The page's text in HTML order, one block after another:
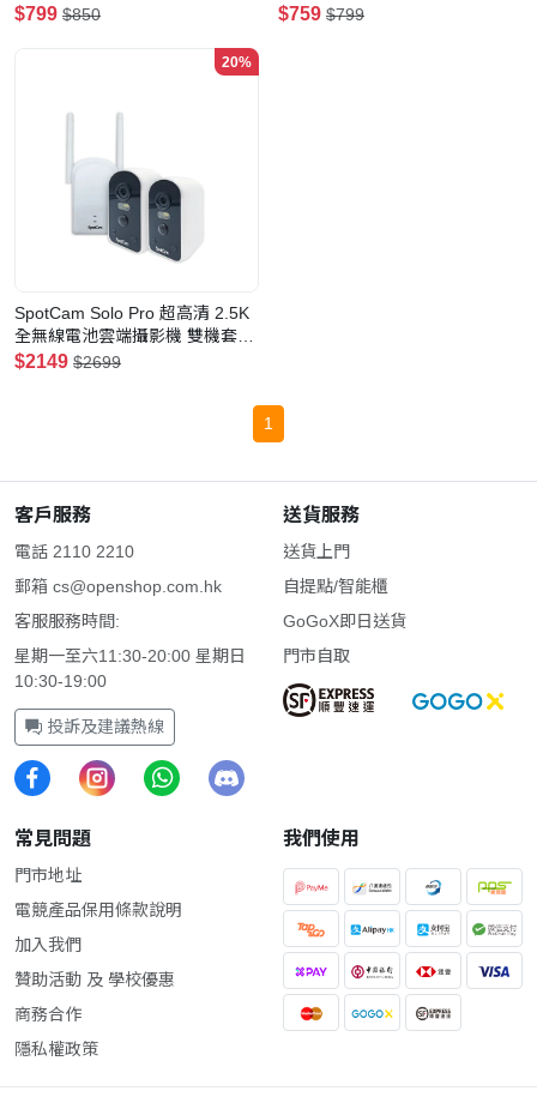
款)（戶外適用）
$799 $850
影機（戶外適用）
$759 $799
20%
SpotCam Solo Pro 超高清 2.5K
全無線電池雲端攝影機 雙機套裝
（戶外適用）(雙機套裝)
$2149 $2699
1
客戶服務
電話 2110 2210
郵箱 cs@openshop.com.hk
客服服務時間:
星期一至六11:30-20:00 星期日
10:30-19:00
投訴及建議熱線
送貨服務
送貨上門
自提點/智能櫃
GoGoX即日送貨
門市自取
常見問題
門市地址
電競產品保用條款說明
加入我們
贊助活動 及 學校優惠
商務合作
隱私權政策
我們使用